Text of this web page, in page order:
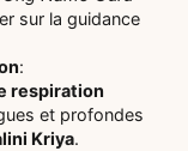
sur la guidance
:
respiration
et profondes
Kriya.